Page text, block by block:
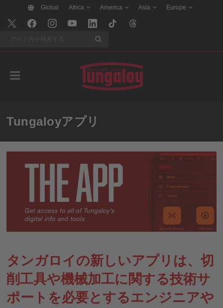
Global Africa America Asia Europe
Tungaloyアプリ
タンガロイの新しいアプリは、切
削工具や機械加工に関する技術サ
ポートを必要とするエンジニアや